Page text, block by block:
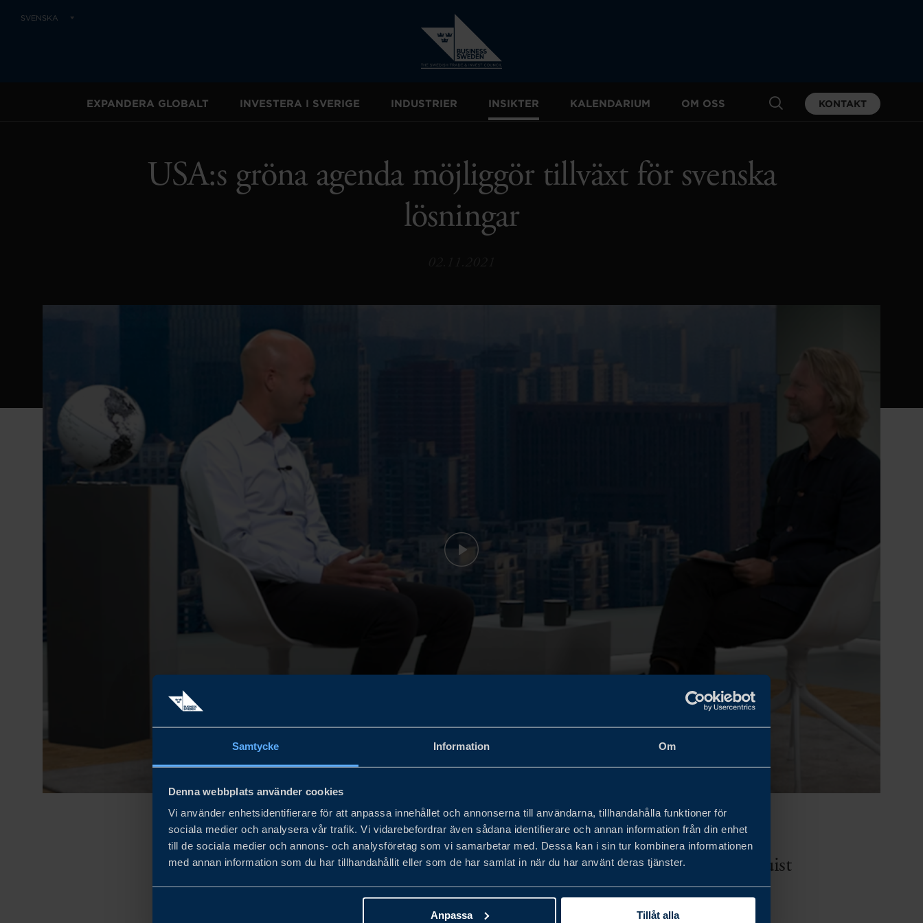
Samtycke Information Om
Denna webbplats använder cookies
Vi använder enhetsidentifierare för att anpassa innehållet och annonserna till användarna, tillhandahålla funktioner för
sociala medier och analysera vår trafik. Vi vidarebefordrar även sådana identifierare och annan information från din enhet
till de sociala medier och annons- och analysföretag som vi samarbetar med. Dessa kan i sin tur kombinera informationen
med annan information som du har tillhandahållit eller som de har samlat in när du har använt deras tjänster.
Anpassa Tillåt alla
SVENSKA
EXPANDERA GLOBALT INVESTERA I SVERIGE INDUSTRIER INSIKTER KALENDARIUM OM OSS KONTAKT
USA:s gröna agenda möjliggör tillväxt för svenska
lösningar
I avsnitt 1 av Business Swedens podd-tv möts vår värd Kristoffer Schjött-Quist
och Tobias Glitterstam för att prata om svenska möjligheter i USA.